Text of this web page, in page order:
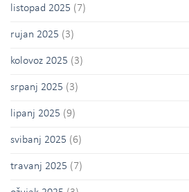
listopad 2025 (7)
rujan 2025 (3)
kolovoz 2025 (3)
srpanj 2025 (3)
lipanj 2025 (9)
svibanj 2025 (6)
travanj 2025 (7)